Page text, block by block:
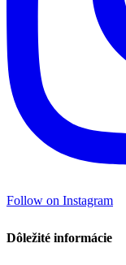
Follow on Instagram
Dôležité informácie